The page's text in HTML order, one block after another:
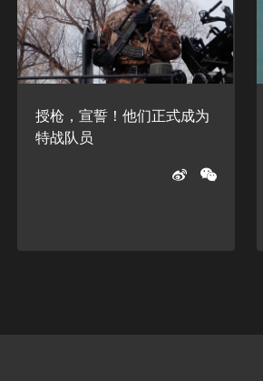
授枪，宣誓！他们正式成为
特战队员